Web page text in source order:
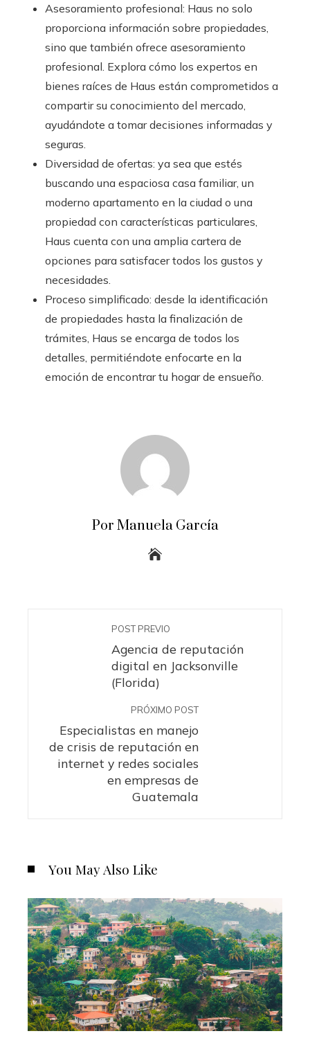
Asesoramiento profesional: Haus no solo
proporciona información sobre propiedades,
sino que también ofrece asesoramiento
profesional. Explora cómo los expertos en
bienes raíces de Haus están comprometidos a
compartir su conocimiento del mercado,
ayudándote a tomar decisiones informadas y
seguras.
Diversidad de ofertas: ya sea que estés
buscando una espaciosa casa familiar, un
moderno apartamento en la ciudad o una
propiedad con características particulares,
Haus cuenta con una amplia cartera de
opciones para satisfacer todos los gustos y
necesidades.
Proceso simplificado: desde la identificación
de propiedades hasta la finalización de
trámites, Haus se encarga de todos los
detalles, permitiéndote enfocarte en la
emoción de encontrar tu hogar de ensueño.
Por Manuela García
POST PREVIO
Agencia de reputación
digital en Jacksonville
(Florida)
PRÓXIMO POST
Especialistas en manejo
de crisis de reputación en
internet y redes sociales
en empresas de
Guatemala
You May Also Like